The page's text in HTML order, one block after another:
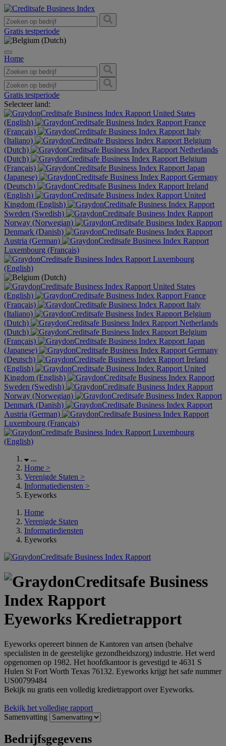
Gratis testperiode
Home
Gratis testperiode
Selecteer land:
United States
(English)
France
(Français)
Italy
(Italiano)
Belgium
(Dutch)
Netherlands
(Dutch)
Belgium
(Français)
Japan
(Japanese)
Germany
(Deutsch)
Ireland
(English)
United
Kingdom (English)
Sweden (Swedish)
Norway (Norwegian)
Denmark (Danish)
Austria (German)
Luxembourg (Français)
Luxembourg
(English)
United States
(English)
France
(Français)
Italy
(Italiano)
Belgium
(Dutch)
Netherlands
(Dutch)
Belgium
(Français)
Japan
(Japanese)
Germany
(Deutsch)
Ireland
(English)
United
Kingdom (English)
Sweden (Swedish)
Norway (Norwegian)
Denmark (Danish)
Austria (German)
Luxembourg (Français)
Luxembourg
(English)
...
Home >
Verenigde Staten >
Informatiediensten >
Eyeworks
Home
Verenigde Staten
Informatiediensten
Eyeworks
Eyeworks Kredietrapport
Eyeworks opereert binnen de Kantoren van artsen (behalve
specialisten in de geestelijke gezondheidszorg) industrie. Het werd
opgenomen op 1982. Het hoofdkantoor is gevestigd te 4631 S
Hulen St Fort Worth Texas 76132. Eyeworks krijgt het safe nummer
US00799484
Bekijk nu gratis een volledig kredietrapport over Eyeworks.
Bekijk het volledige rapport
Samenvatting
Bedrijfsgegevens